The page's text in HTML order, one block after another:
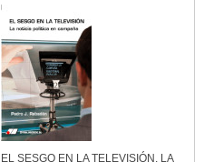
EL SESGO EN LA TELEVISIÓN. LA